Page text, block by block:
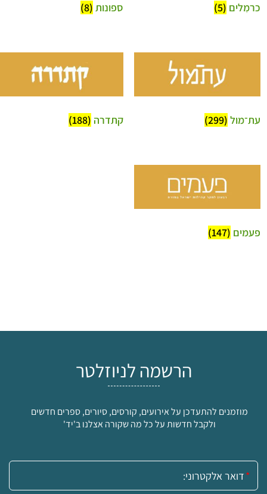
כרמִלים (5) ספונות (8)
עת־מול (299) קתדרה (188)
פעמים (147)
הרשמה לניוזלטר
מוזמנים להתעדכן על אירועים, קורסים, סיורים, ספרים חדשים
ולקבל חדשות על כל מה שקורה אצלנו ב'יד'
אימייל: